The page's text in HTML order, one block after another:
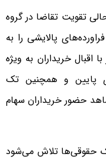
تقویت تقاضا در گروه
پالایشی را به
اقبال خریداران به ویژه
پایین و همچنین تک
حضور خریداران سهام
حقوقی‌ها تلاش می‌شود